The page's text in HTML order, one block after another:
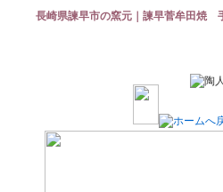
長崎県諫早市の窯元｜諫早菅牟田焼